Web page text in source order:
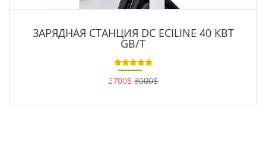
ЗАРЯДНАЯ СТАНЦИЯ DC ECILINE 40 КВТ
GB/T
2700$ 3000$